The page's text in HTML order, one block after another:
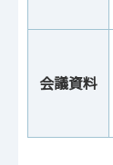
会議資料